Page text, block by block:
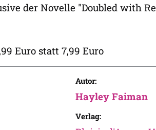
der Novelle "Doubled with
Euro statt 7,99 Euro
Autor:
Hayley Faiman
Verlag: